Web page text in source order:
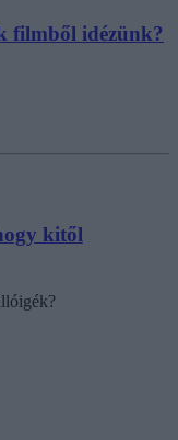
filmből idézünk?
kitől